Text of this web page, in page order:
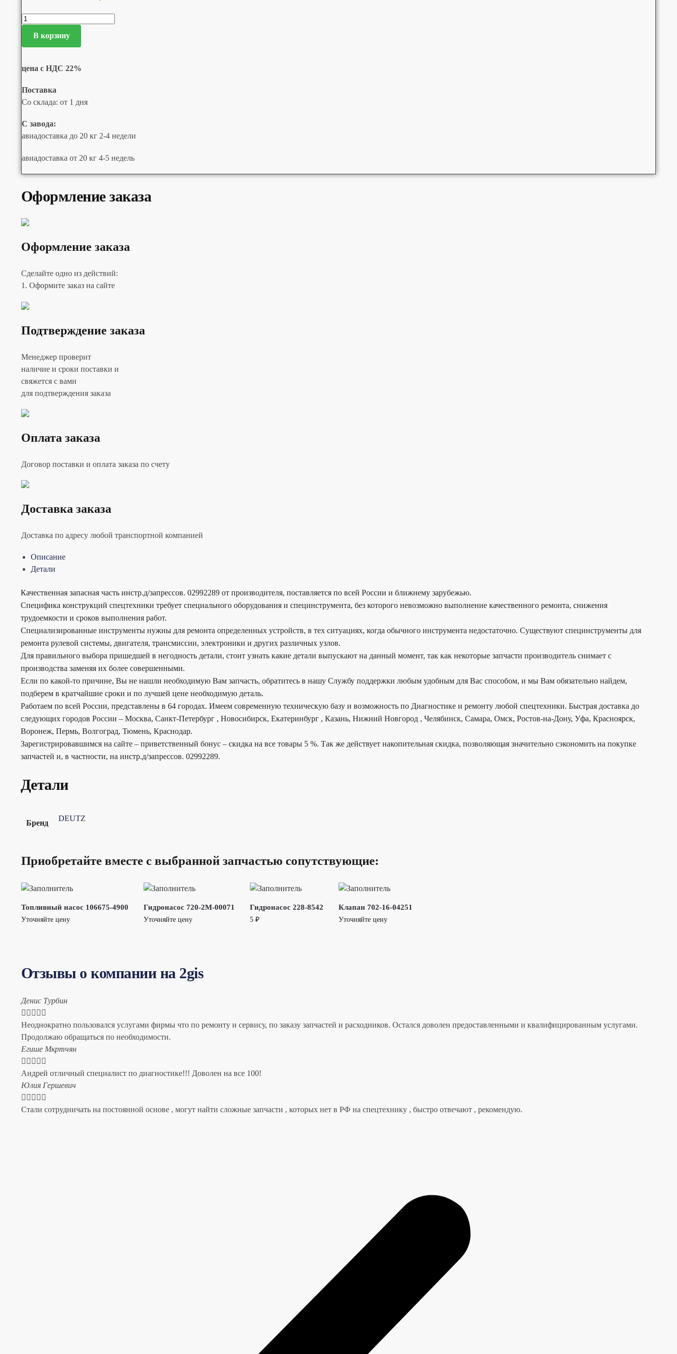
В корзину
цена с НДС 22%
Поставка
Со склада: от 1 дня
С завода:
авиадоставка до 20 кг 2-4 недели
авиадоставка от 20 кг 4-5 недель
Оформление заказа
Оформление заказа
Сделайте одно из действий:
1. Оформите заказ на сайте
Подтверждение заказа
Менеджер проверит
наличие и сроки поставки и
свяжется с вами
для подтверждения заказа
Оплата заказа
Договор поставки и оплата заказа по счету
Доставка заказа
Доставка по адресу любой транспортной компанией
Описание
Детали
Качественная запасная часть инстр.д/запрессов. 02992289 от производителя, поставляется по всей России и ближнему зарубежью.
Специфика конструкций спецтехники требует специального оборудования и специнструмента, без которого невозможно выполнение качественного ремонта, снижения
трудоемкости и сроков выполнения работ.
Специализированные инструменты нужны для ремонта определенных устройств, в тех ситуациях, когда обычного инструмента недостаточно. Существуют специнструменты для
ремонта рулевой системы, двигателя, трансмиссии, электроники и других различных узлов.
Для правильного выбора пришедшей в негодность детали, стоит узнать какие детали выпускают на данный момент, так как некоторые запчасти производитель снимает с
производства заменяя их более совершенными.
Если по какой-то причине, Вы не нашли необходимую Вам запчасть, обратитесь в нашу Службу поддержки любым удобным для Вас способом, и мы Вам обязательно найдем,
подберем в кратчайшие сроки и по лучшей цене необходимую деталь.
Работаем по всей России, представлены в 64 городах. Имеем современную техническую базу и возможность по Диагностике и ремонту любой спецтехники. Быстрая доставка до
следующих городов России – Москва, Санкт-Петербург , Новосибирск, Екатеринбург , Казань, Нижний Новгород , Челябинск, Самара, Омск, Ростов-на-Дону, Уфа, Красноярск,
Воронеж, Пермь, Волгоград, Тюмень, Краснодар.
Зарегистрировавшимся на сайте – приветственный бонус – скидка на все товары 5 %. Так же действует накопительная скидка, позволяющая значительно сэкономить на покупке
запчастей и, в частности, на инстр.д/запрессов. 02992289.
Детали
Бренд
DEUTZ
Приобретайте вместе с выбранной запчастью сопутствующие:
Топливный насос 106675-4900
Уточняйте цену
Гидронасос 720-2M-00071
Уточняйте цену
Гидронасос 228-8542
5 ₽
Клапан 702-16-04251
Уточняйте цену
Отзывы о компании на 2gis
Денис Турбин
    
Неоднократно пользовался услугами фирмы что по ремонту и сервису, по заказу запчастей и расходников. Остался доволен предоставленными и квалифицированным услугами.
Продолжаю обращаться по необходимости.
​Егише Мкртчян
    
Андрей отличный специалист по диагностике!!! Доволен на все 100!
​Юлия Гершевич
    
Стали сотрудничать на постоянной основе , могут найти сложные запчасти , которых нет в РФ на спецтехнику , быстро отвечают , рекомендую.